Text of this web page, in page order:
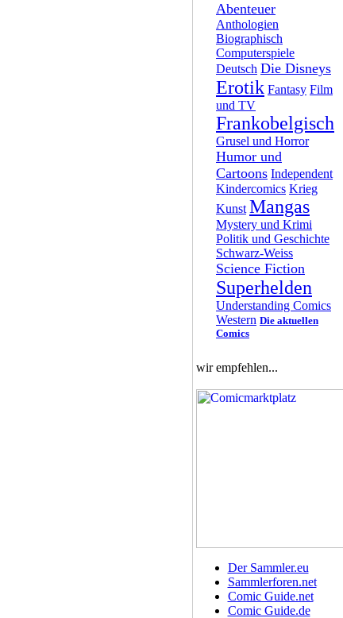
Abenteuer
Anthologien
Biographisch
Computerspiele
Deutsch Die Disneys
Erotik Fantasy Film
und TV
Frankobelgisch
Grusel und Horror
Humor und
Cartoons Independent
Kindercomics Krieg
Kunst Mangas
Mystery und Krimi
Politik und Geschichte
Schwarz-Weiss
Science Fiction
Superhelden
Understanding Comics
Western Die aktuellen
Comics
wir empfehlen...
Der Sammler.eu
Sammlerforen.net
Comic Guide.net
Comic Guide.de